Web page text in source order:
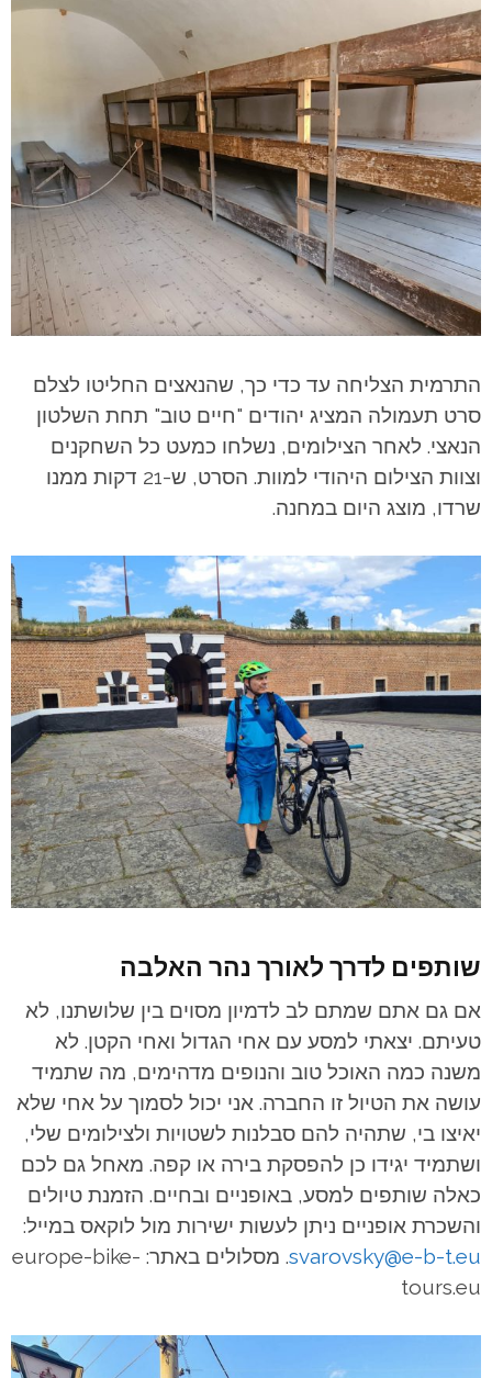
התרמית הצליחה עד כדי כך, שהנאצים החליטו לצלם
סרט תעמולה המציג יהודים "חיים טוב" תחת השלטון
הנאצי. לאחר הצילומים, נשלחו כמעט כל השחקנים
וצוות הצילום היהודי למוות. הסרט, ש-21 דקות ממנו
שרדו, מוצג היום במחנה.
שותפים לדרך לאורך נהר האלבה
אם גם אתם שמתם לב לדמיון מסוים בין שלושתנו, לא
טעיתם. יצאתי למסע עם אחי הגדול ואחי הקטן. לא
משנה כמה האוכל טוב והנופים מדהימים, מה שתמיד
עושה את הטיול זו החברה. אני יכול לסמוך על אחי שלא
יאיצו בי, שתהיה להם סבלנות לשטויות ולצילומים שלי,
ושתמיד יגידו כן להפסקת בירה או קפה. מאחל גם לכם
כאלה שותפים למסע, באופניים ובחיים. הזמנת טיולים
והשכרת אופניים ניתן לעשות ישירות מול לוקאס במייל:
svarovsky@e-b-t.eu
. מסלולים באתר: europe-bike-
tours.eu